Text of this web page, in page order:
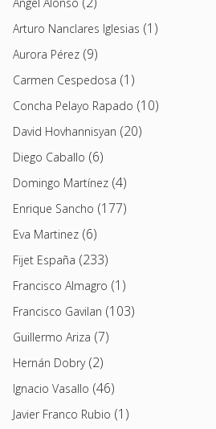
Arturo Nanclares Iglesias (1)
Aurora Pérez (9)
Carmen Cespedosa (1)
Concha Pelayo Rapado (10)
David Hovhannisyan (20)
Diego Caballo (6)
Domingo Martínez (4)
Enrique Sancho (177)
Eva Martinez (6)
Fijet España (233)
Francisco Almagro (1)
Francisco Gavilan (103)
Guillermo Ariza (7)
Hernán Dobry(2)
Ignacio Vasallo (46)
Javier Franco Rubio (1)